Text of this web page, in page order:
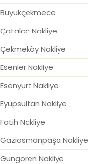
Büyükçekmece
Çatalca Nakliye
Çekmeköy Nakliye
Esenler Nakliye
Esenyurt Nakliye
Eyüpsultan Nakliye
Fatih Nakliye
Gaziosmanpaşa Nakliye
Güngören Nakliye